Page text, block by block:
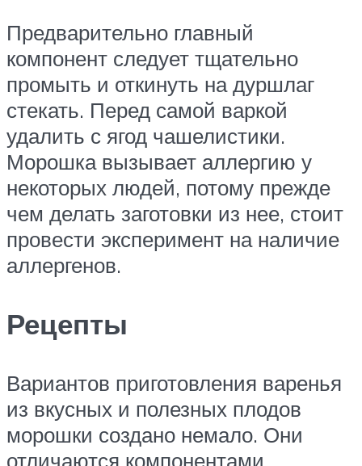
Предварительно главный
компонент следует тщательно
промыть и откинуть на дуршлаг
стекать. Перед самой варкой
удалить с ягод чашелистики.
Морошка вызывает аллергию у
некоторых людей, потому прежде
чем делать заготовки из нее, стоит
провести эксперимент на наличие
аллергенов.
Рецепты
Вариантов приготовления варенья
из вкусных и полезных плодов
морошки создано немало. Они
отличаются компонентами,